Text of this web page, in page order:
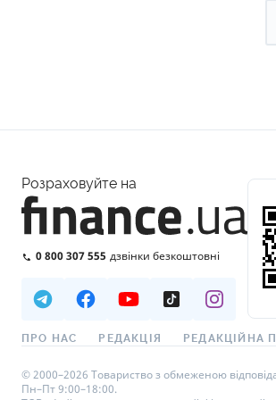
Розраховуйте на
0 800 307 555 дзвінки безкоштовні
ПРО НАС РЕДАКЦІЯ РЕДАКЦІЙНА
© 2000–2026 Товариство з обмеженою
Пн–Пт 9:00–18:00.